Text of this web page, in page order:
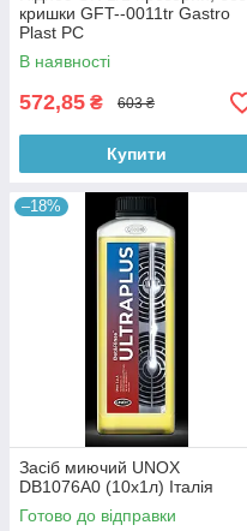
кришки GFT--0011tr Gastro
Plast PC
В наявності
572,85 ₴ 603 ₴
Купити
–18%
Засіб миючий UNOX
DB1076A0 (10х1л) Італія
Готово до відправки